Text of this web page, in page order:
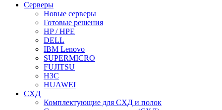
Серверы
Новые серверы
Готовые решения
HP / HPE
DELL
IBM Lenovo
SUPERMICRO
FUJITSU
H3C
HUAWEI
СХД
Комплектующие для СХД и полок